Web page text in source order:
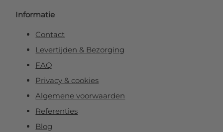
Informatie
Contact
Levertijden & Bezorging
FAQ
Privacy & cookies
Algemene voorwaarden
Referenties
Blog